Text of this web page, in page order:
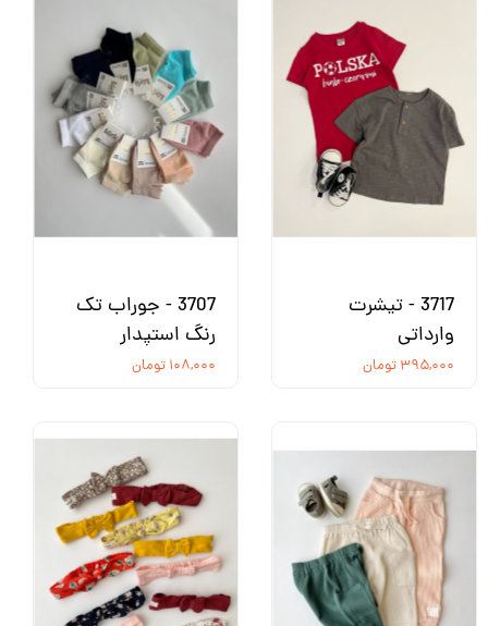
3717 - تیشرت
وارداتی
۳۹۵,۰۰۰ تومان
3707 - جوراب تک
رنگ استپدار
۱۰۸,۰۰۰ تومان